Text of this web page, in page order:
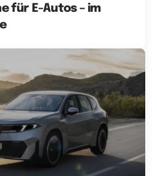
für E-Autos – im